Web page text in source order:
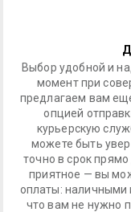
Выбор удобной и
момент при
предлагаем вам
опцией
курьерскую
можете быть
точно в срок
приятное — вы
оплаты: наличными
что вам не нужно